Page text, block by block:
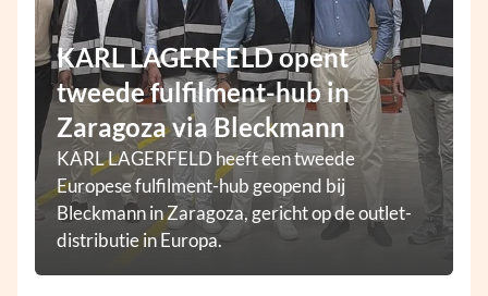
KARL LAGERFELD opent
tweede fulfilment-hub in
Zaragoza via Bleckmann
KARL LAGERFELD heeft een tweede
Europese fulfilment-hub geopend bij
Bleckmann in Zaragoza, gericht op de outlet-
distributie in Europa.